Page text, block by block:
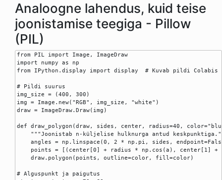
Analoogne lahendus, kuid teise
joonistamise teegiga - Pillow
(PIL)
from PIL import Image, ImageDraw
import numpy as np
from IPython.display import display  # Kuvab pildi Colabis
# Pildi suurus
img_size = (400, 300)
img = Image.new("RGB", img_size, "white")
draw = ImageDraw.Draw(img)
def draw_polygon(draw, sides, center, radius=40,
"""Joonistab n-küljelise hulknurga antud
angles = np.linspace(0, 2 * np.pi, sides,
points = [(center[0] + radius * np.cos(a), center[1]
    draw.polygon(points, outline=color, fill=color)
# Alguspunkt ja paigutus